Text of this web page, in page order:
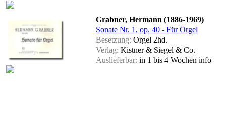
Grabner, Hermann (1886-1969)
Sonate Nr. 1, op. 40 - Für Orgel
Besetzung: Orgel 2hd.
Verlag: Kistner & Siegel & Co.
Auslieferbar: in 1 bis 4 Wochen info